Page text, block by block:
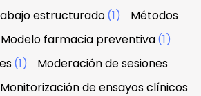
estructurado(1)
Métodos
Modelo farmacia preventiva(1)
(1)
Moderación de sesiones
Monitorización de ensayos clínicos